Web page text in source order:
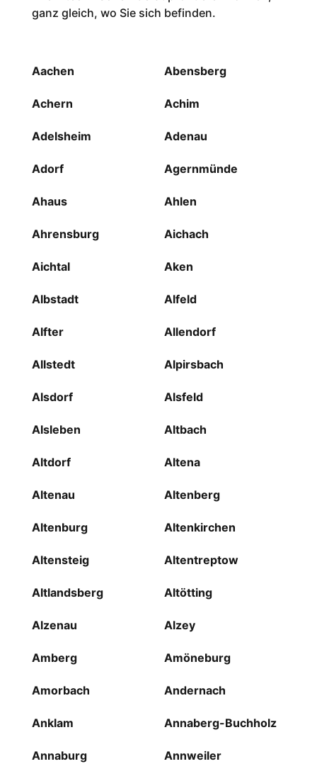
ganz gleich, wo Sie sich befinden.
Aachen Abensberg
Achern Achim
Adelsheim Adenau
Adorf Agernmünde
Ahaus Ahlen
Ahrensburg Aichach
Aichtal Aken
Albstadt Alfeld
Alfter Allendorf
Allstedt Alpirsbach
Alsdorf Alsfeld
Alsleben Altbach
Altdorf Altena
Altenau Altenberg
Altenburg Altenkirchen
Altensteig Altentreptow
Altlandsberg Altötting
Alzenau Alzey
Amberg Amöneburg
Amorbach Andernach
Anklam Annaberg-Buchholz
Annaburg Annweiler